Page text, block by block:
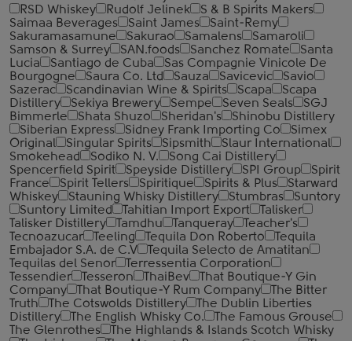
RSD Whiskey
Rudolf Jelinek
S & B Spirits Makers
Saimaa Beverages
Saint James
Saint-Remy
Sakuramasamune
Sakurao Samalens
Samaroli
Samson & Surrey
SAN.foods Sanchez Romate
Santa
Lucia
Santiago de Cuba
Sas Compagnie Vinicole De
Bourgogne
Saura Co. Ltd Sauza Savicevic
Savio
Sazerac
Scandinavian Wine & Spirits Scapa
Scapa
Distillery
Sekiya Brewery Sempe Seven Seals
SGJ
Bimmerle
Shata Shuzo Sheridan's
Shinobu Distillery
Siberian Express
Sidney Frank Importing Co
Simex
Original
Singular Spirits Sipsmith
Slaur International
Smokehead
Sodiko N. V.
Song Cai Distillery
Spencerfield Spirit
Speyside Distillery SPI Group
Spirit
France
Spirit Tellers Spiritique Spirits & Plus
Starward
Whiskey
Stauning Whisky Distillery Stumbras
Suntory
Suntory Limited
Tahitian Import Export
Talisker
Talisker Distillery
Tamdhu Tanqueray
Teacher's
Tecnoazucar
Teeling Tequila Don Roberto
Tequila
Embajador S.A. de C.V
Tequila Selecto de Amatitan
Tequilas del Senor
Terressentia Corporation
Tessendier
Tesseron ThaiBev
That Boutique-Y Gin
Company
That Boutique-Y Rum Company
The Bitter
Truth
The Cotswolds Distillery
The Dublin Liberties
Distillery
The English Whisky Co.
The Famous Grouse
The Glenrothes
The Highlands & Islands Scotch Whisky